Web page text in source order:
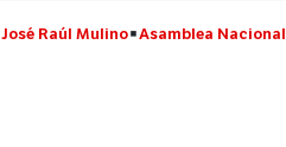
José Raúl Mulino Asamblea Nacional